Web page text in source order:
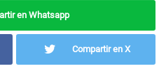
en Whatsapp
Compartir en X